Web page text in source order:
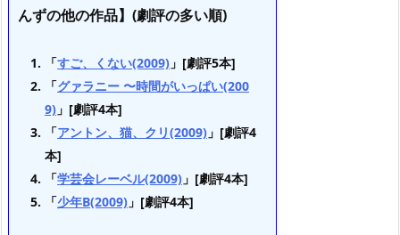
んずの他の作品】(劇評の多い順)
「すご、くない(2009) 」[劇評5本]
「グァラニー 〜時間がいっぱい(200
9) 」[劇評4本]
「アントン、猫、クリ(2009) 」[劇評4
本]
「学芸会レーベル(2009) 」[劇評4本]
「少年B(2009) 」[劇評4本]